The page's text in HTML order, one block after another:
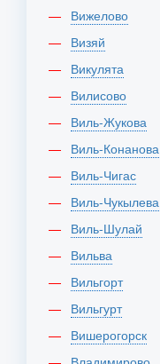
Вижелово
Визяй
Викулята
Вилисово
Виль-Жукова
Виль-Конанова
Виль-Чигас
Виль-Чукылева
Виль-Шулай
Вильва
Вильгорт
Вильгурт
Вишерогорск